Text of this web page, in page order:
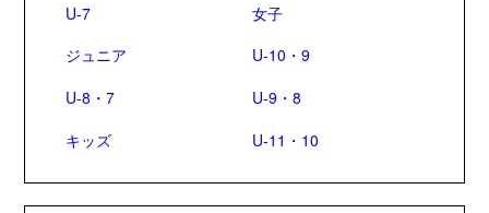
U-7
女子
ジュニア
U-10・9
U-8・7
U-9・8
キッズ
U-11・10